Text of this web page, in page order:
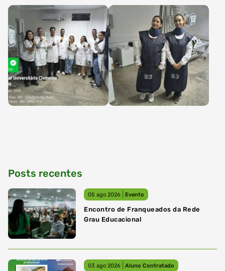
Posts recentes
05 ago 2026 Evento
Encontro de Franqueados da Rede
Grau Educacional
03 ago 2026 Aluno Contratado